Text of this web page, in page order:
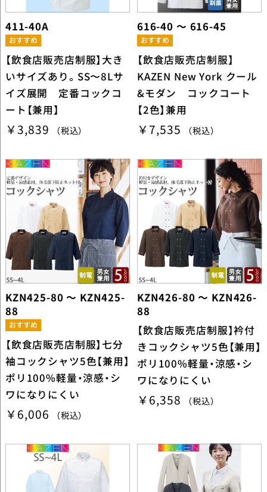
411-40A
【飲食店販売店制服】大き
いサイズあり。SS〜8Lサ
イズ展開 定番コックコ
ート【兼用】
￥3,839 （税込）
616-40 ～ 616-45
【飲食店販売店制服】
KAZEN New York クール
&モダン コックコート
【2色】兼用
￥7,535 （税込）
KZN425-80 ～ KZN425-
88
【飲食店販売店制服】七分
袖コックシャツ5色【兼用】
ポリ100%軽量・涼感・シ
ワになりにくい
￥6,006 （税込）
KZN426-80 ～ KZN426-
88
【飲食店販売店制服】衿付
きコックシャツ5色【兼用】
ポリ100%軽量・涼感・シ
ワになりにくい
￥6,358 （税込）